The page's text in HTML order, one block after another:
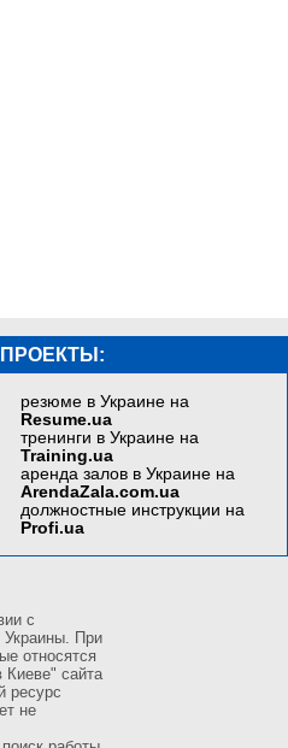
резюме в Украине на
Resume.ua
тренинги в Украине на
Training.ua
аренда залов в Украине на
ArendaZala.com.ua
должностные инструкции на
Profi.ua
с
Украины. При
относятся
Киеве" сайта
ресурс
не